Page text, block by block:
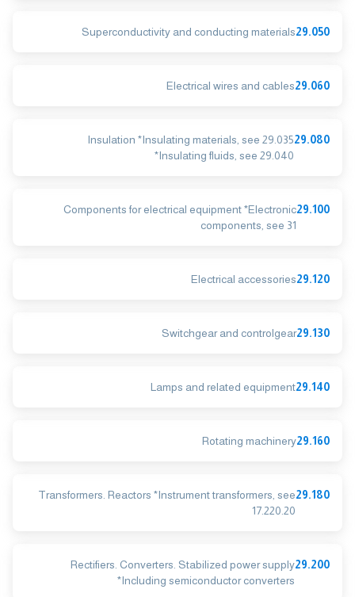
29.050
Superconductivity and conducting materials
29.060
Electrical wires and cables
29.080
Insulation *Insulating materials, see 29.035
*Insulating fluids, see 29.040
29.100
Components for electrical equipment *Electronic
components, see 31
29.120
Electrical accessories
29.130
Switchgear and controlgear
29.140
Lamps and related equipment
29.160
Rotating machinery
29.180
Transformers. Reactors *Instrument transformers, see
17.220.20
29.200
Rectifiers. Converters. Stabilized power supply
*Including semiconductor converters